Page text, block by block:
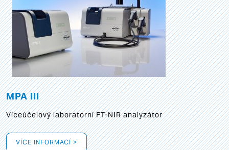
MPA III
Víceúčelový laboratorní FT-NIR analyzátor
VÍCE INFORMACÍ >